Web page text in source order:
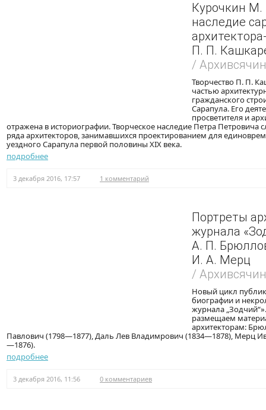
Курочкин М.
наследие
П. П.
/
Творчество П. П.
частью
гражданского
Сарапула. Его
просветителя и
отражена в историографии. Творческое наследие Петра Петровича
ряда архитекторов, занимавшихся проектированием для
уездного Сарапула первой половины XIX века.
подробнее
3 декабря 2016, 17:57 1 комментарий
Портреты
журнала
А. П.
И. А. Мерц
/
Новый цикл
биографии и
журнала
размещаем
архитекторам:
Павлович (1798—1877), Даль Лев Владимрович (1834—1878), Мерц
—1876).
подробнее
3 декабря 2016, 11:56 0 комментариев